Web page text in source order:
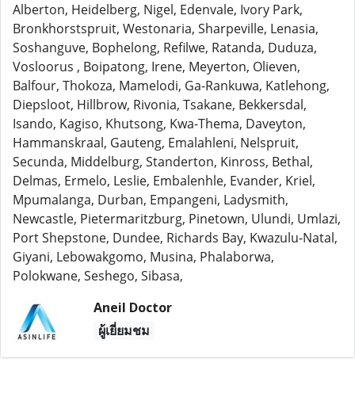
Alberton, Heidelberg, Nigel, Edenvale, Ivory Park,
Bronkhorstspruit, Westonaria, Sharpeville, Lenasia,
Soshanguve, Bophelong, Refilwe, Ratanda, Duduza,
Vosloorus , Boipatong, Irene, Meyerton, Olieven,
Balfour, Thokoza, Mamelodi, Ga-Rankuwa, Katlehong,
Diepsloot, Hillbrow, Rivonia, Tsakane, Bekkersdal,
Isando, Kagiso, Khutsong, Kwa-Thema, Daveyton,
Hammanskraal, Gauteng, Emalahleni, Nelspruit,
Secunda, Middelburg, Standerton, Kinross, Bethal,
Delmas, Ermelo, Leslie, Embalenhle, Evander, Kriel,
Mpumalanga, Durban, Empangeni, Ladysmith,
Newcastle, Pietermaritzburg, Pinetown, Ulundi, Umlazi,
Port Shepstone, Dundee, Richards Bay, Kwazulu-Natal,
Giyani, Lebowakgomo, Musina, Phalaborwa,
Polokwane, Seshego, Sibasa,
Aneil Doctor
ผู้เยี่ยมชม